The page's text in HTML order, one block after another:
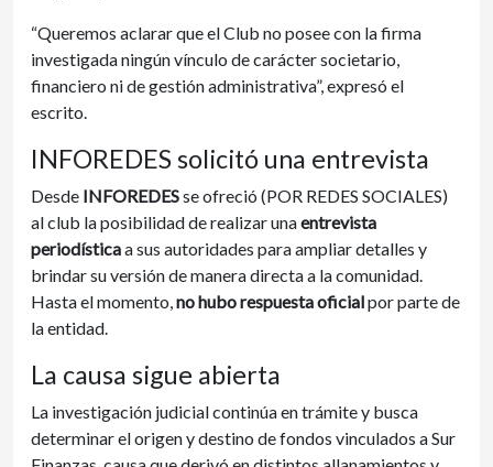
“Queremos aclarar que el Club no posee con la firma
investigada ningún vínculo de carácter societario,
financiero ni de gestión administrativa”, expresó el
escrito.
INFOREDES solicitó una entrevista
Desde INFOREDESse ofreció (POR REDES SOCIALES)
al club la posibilidad de realizar unaentrevista
periodísticaa sus autoridades para ampliar detalles y
brindar su versión de manera directa a la comunidad.
Hasta el momento,no hubo respuesta oficialpor parte de
la entidad.
La causa sigue abierta
La investigación judicial continúa en trámite y busca
determinar el origen y destino de fondos vinculados a Sur